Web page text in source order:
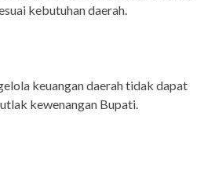
kebutuhan daerah.
keuangan daerah tidak dapat
kewenangan Bupati.